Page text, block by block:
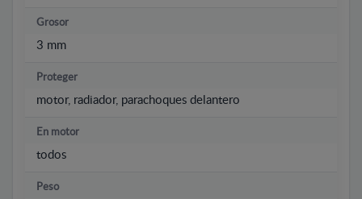
Grosor
3 mm
Proteger
motor, radiador, parachoques delantero
En motor
todos
Peso